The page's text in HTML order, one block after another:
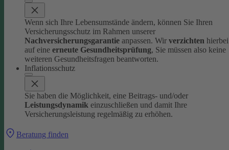
Wenn sich Ihre Lebensumstände ändern, können Sie Ihren
Versicherungsschutz im Rahmen unserer
Nachversicherungsgarantie anpassen. Wir verzichten hierbei
auf eine erneute Gesundheitsprüfung, Sie müssen also keine
weiteren Gesundheitsfragen beantworten.
Inflationsschutz
Sie haben die Möglichkeit, eine Beitrags- und/oder
Leistungsdynamik einzuschließen und damit Ihre
Versicherungsleistung regelmäßig zu erhöhen.
Beratung finden